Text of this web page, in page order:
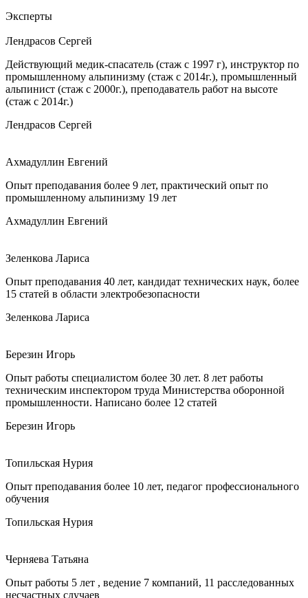
Эксперты
Лендрасов Сергей
Действующий медик-спасатель (стаж с 1997 г), инструктор по
промышленному альпинизму (стаж с 2014г.), промышленный
альпинист (стаж с 2000г.), преподаватель работ на высоте
(стаж с 2014г.)
Лендрасов Сергей
Ахмадуллин Евгений
Опыт преподавания более 9 лет, практический опыт по
промышленному альпинизму 19 лет
Ахмадуллин Евгений
Зеленкова Лариса
Опыт преподавания 40 лет, кандидат технических наук, более
15 статей в области электробезопасности
Зеленкова Лариса
Березин Игорь
Опыт работы специалистом более 30 лет. 8 лет работы
техническим инспектором труда Министерства оборонной
промышленности. Написано более 12 статей
Березин Игорь
Топильская Нурия
Опыт преподавания более 10 лет, педагог профессионального
обучения
Топильская Нурия
Черняева Татьяна
Опыт работы 5 лет , ведение 7 компаний, 11 расследованных
несчастных случаев